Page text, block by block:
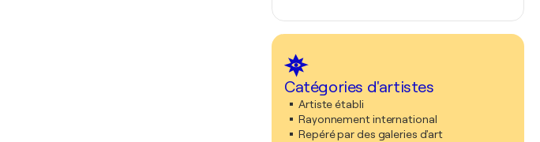
Catégories d'artistes
Artiste établi
Rayonnement international
Repéré par des galeries d'art